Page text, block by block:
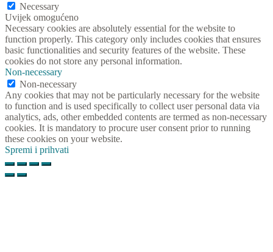
Necessary
Uvijek omogućeno
Necessary cookies are absolutely essential for the website to
function properly. This category only includes cookies that ensures
basic functionalities and security features of the website. These
cookies do not store any personal information.
Non-necessary
Non-necessary
Any cookies that may not be particularly necessary for the website
to function and is used specifically to collect user personal data via
analytics, ads, other embedded contents are termed as non-necessary
cookies. It is mandatory to procure user consent prior to running
these cookies on your website.
Spremi i prihvati